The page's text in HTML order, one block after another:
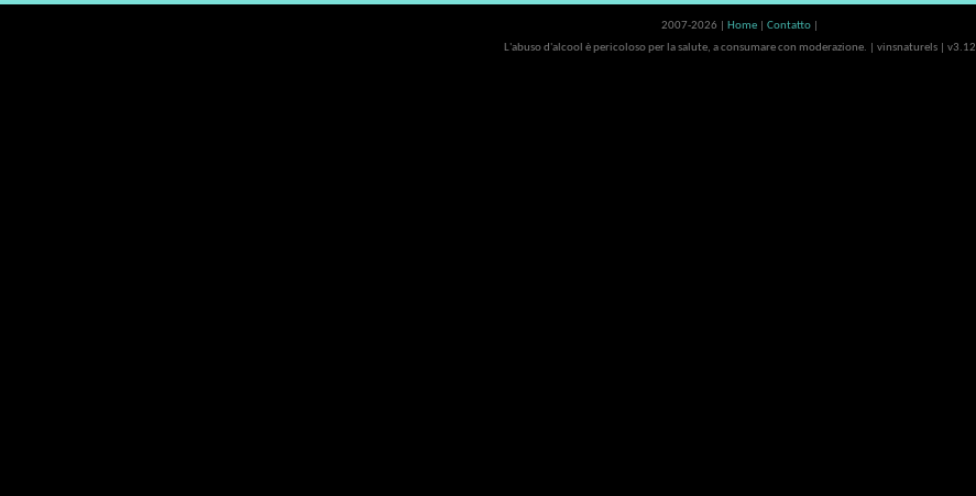
2007-2026 | Home Contatto
L'abuso d'alcool è pericoloso per la salute, a consumare con moderazione. | vinsnaturels | v3.12